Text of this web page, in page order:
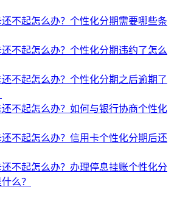
不起怎么办？个性化分期需要哪些条
不起怎么办？个性化分期违约了怎么
不起怎么办？个性化分期之后逾期了
不起怎么办？如何与银行协商个性化
不起怎么办？信用卡个性化分期后还
不起怎么办？办理停息挂账个性化分
么？